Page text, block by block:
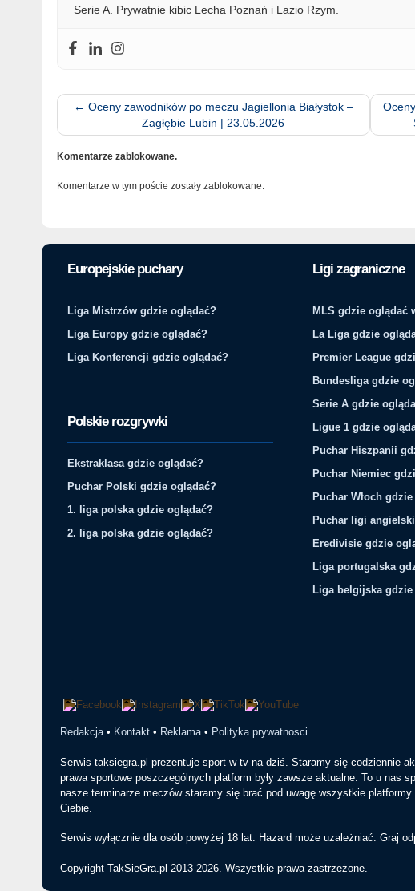
Serie A. Prywatnie kibic Lecha Poznań i Lazio Rzym.
← Oceny zawodników po meczu Jagiellonia Białystok –
Zagłębie Lubin | 23.05.2026
Komentarze zablokowane.
Komentarze w tym poście zostały zablokowane.
Europejskie puchary
Liga Mistrzów gdzie oglądać?
Liga Europy gdzie oglądać?
Liga Konferencji gdzie oglądać?
Polskie rozgrywki
Ekstraklasa gdzie oglądać?
Puchar Polski gdzie oglądać?
1. liga polska gdzie oglądać?
2. liga polska gdzie oglądać?
Ligi zagraniczne
MLS gdzie oglądać
La Liga gdzie
Premier League
Bundesliga gdzie
Serie A gdzie
Ligue 1 gdzie
Puchar Hiszpanii
Puchar Niemiec
Puchar Włoch
Puchar ligi
Eredivisie gdzie
Liga portugalska
Liga belgijska
Redakcja• Kontakt• Reklama• Polityka prywatnosci
Serwis taksiegra.pl prezentuje sport w tv na dziś. Staramy się codziennie
prawa sportowe poszczególnych platform były zawsze aktualne. To u nas
nasze terminarze meczów staramy się brać pod uwagę wszystkie
Ciebie.
Serwis wyłącznie dla osób powyżej 18 lat. Hazard może uzależniać. Graj
Copyright TakSieGra.pl 2013-2026. Wszystkie prawa zastrzeżone.